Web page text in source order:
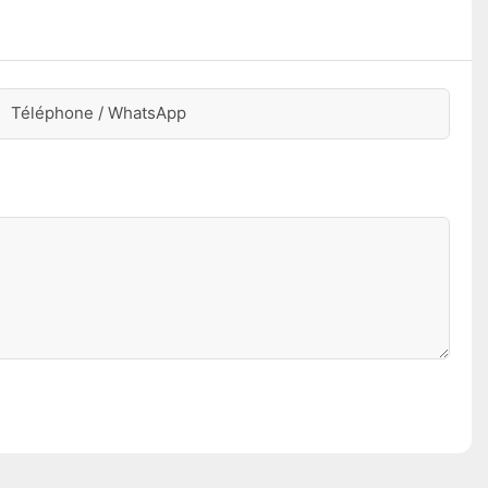
Téléphone / WhatsApp